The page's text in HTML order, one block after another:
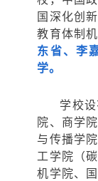
国深化创
教育体制
东省、李
学。
学校
院、商学
与传播学
工学院（
机学院、